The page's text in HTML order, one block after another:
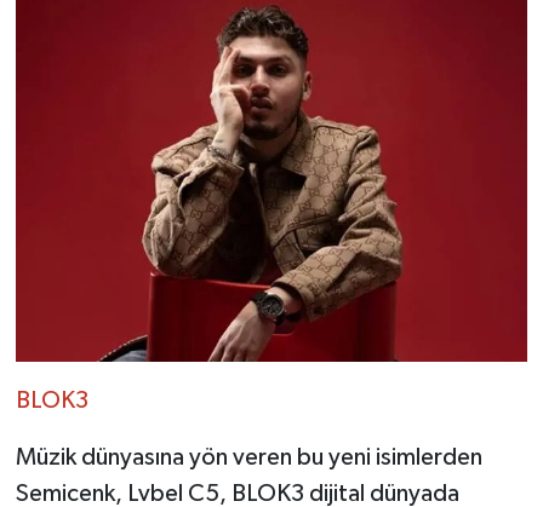
BLOK3
Müzik dünyasına yön veren bu yeni isimlerden
Semicenk, Lvbel C5, BLOK3 dijital dünyada